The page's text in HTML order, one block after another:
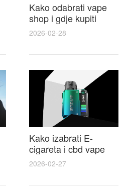
Kako odabrati vape
shop i gdje kupiti
Disposable Vapes uz
najbolje cijene
2026-02-28
Kako izabrati E-
cigareta i cbd vape
top modeli sigurnost
praktični savjeti za
kupovinu
2026-02-27